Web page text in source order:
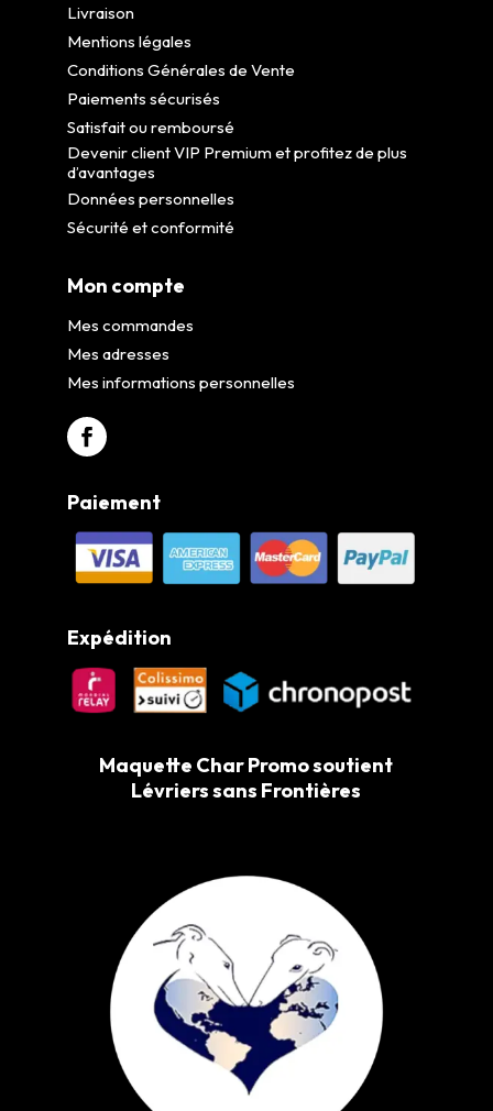
Livraison
Mentions légales
Conditions Générales de Vente
Paiements sécurisés
Satisfait ou remboursé
Devenir client VIP Premium et profitez de plus
d’avantages
Données personnelles
Sécurité et conformité
Mon compte
Mes commandes
Mes adresses
Mes informations personnelles
Paiement
Expédition
Maquette Char Promo soutient
Lévriers sans Frontières